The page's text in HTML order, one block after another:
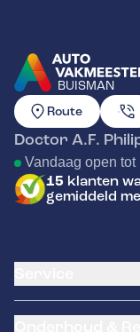
BUISMAN
GA NAAR DE
Route
Doctor A.F.
Vandaag open tot
15 klanten
gemiddeld